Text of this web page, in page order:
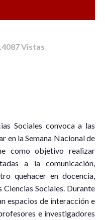
Vistas
Sociales convoca a las
en la Semana Nacional de
como objetivo realizar
a la comunicación,
quehacer en docencia,
Ciencias Sociales. Durante
espacios de interacción e
e investigadores